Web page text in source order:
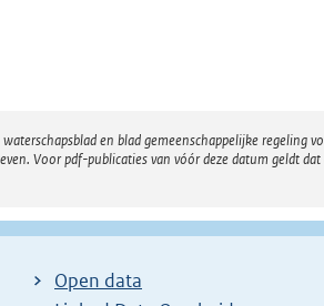
en blad gemeenschappelijke regeling
Voor pdf-publicaties van vóór deze datum geldt
Open data